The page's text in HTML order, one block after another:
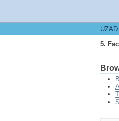
5.